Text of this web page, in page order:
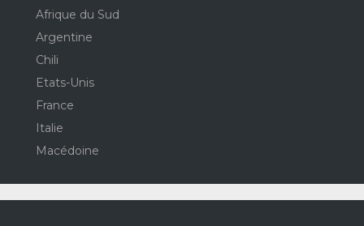
Afrique du Sud
Argentine
Chili
Etats-Unis
France
Italie
Macédoine